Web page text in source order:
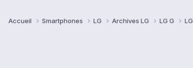
Accueil Smartphones LG Archives LG LG G